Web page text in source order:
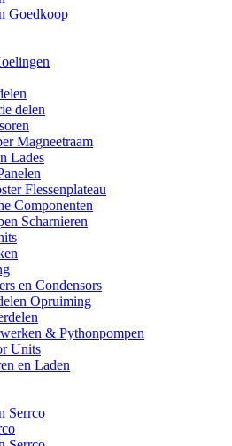
Goedkoop
delen
Magneetraam
Lades
Flessenplateau
Componenten
Scharnieren
en Condensors
Opruiming
& Pythonpompen
Units
en Laden
Serrco